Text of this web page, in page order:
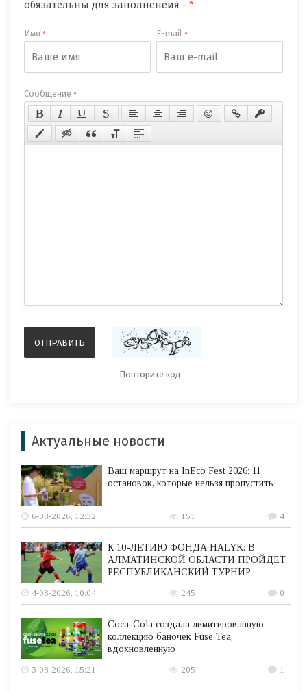
обязательны для заполненеия - *
Имя * E-mail*
Сообщение *
Актуальные новости
Ваш маршрут на InEco Fest 2026: 11
остановок, которые нельзя пропустить
6-08-2026, 12:32 151 4
К 10-ЛЕТИЮ ФОНДА HALYK: В
АЛМАТИНСКОЙ ОБЛАСТИ ПРОЙДЕТ
РЕСПУБЛИКАНСКИЙ ТУРНИР
4-08-2026, 10:04
245 0
Coca-Cola создала лимитированную
коллекцию баночек Fuse Tea,
вдохновленную
3-08-2026, 15:21
205 1